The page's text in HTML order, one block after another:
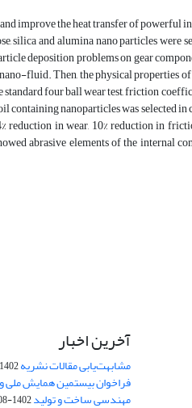
improve the heat transfer of powerful
and alumina nano particles were
deposition problems on gear
fluid. Then, the physical properties
four ball wear test, friction
nanoparticles was selected in
in wear, 10% reduction in
abrasive elements of the internal
آخرین اخبار
مشابهت‌یابی مقالات نشریه11-01
فراخوان بیستمین همایش ملی
مهندسی ساخت و تولید1402-08-15